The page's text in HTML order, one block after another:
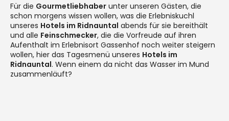
Für die Gourmetliebhaber unter unseren Gästen, die
schon morgens wissen wollen, was die Erlebniskuchl
unseres Hotels im Ridnauntal abends für sie bereithält
und alle Feinschmecker, die die Vorfreude auf ihren
Aufenthalt im Erlebnisort Gassenhof noch weiter steigern
wollen, hier das Tagesmenü unseres Hotels im
Ridnauntal. Wenn einem da nicht das Wasser im Mund
zusammenläuft?